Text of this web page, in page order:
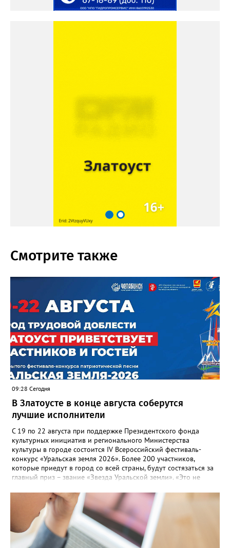
Смотрите также
09:28 Сегодня
В Златоусте в конце августа соберутся
лучшие исполнители
С 19 по 22 августа при поддержке Президентского фонда
культурных инициатив и регионального Министерства
культуры в городе состоится IV Всероссийский фестиваль-
конкурс «Уральская земля 2026». Более 200 участников,
которые приедут в город со всей страны, будут состязаться за
главный приз – звание «Звезда Уральской земли». «Это не
прослушивания участников, мастер-классы от ведущих
наставников, выступления победителей прошлых лет и
приглашённых артистов», - сообщает оргкомитет. Вход на все
фестивальные мероприятия будет свободным. В 2025 году в
фестивале участвовали 26 финалистов из городов
Челябинской, Свердловской, Курганской, Оренбургской